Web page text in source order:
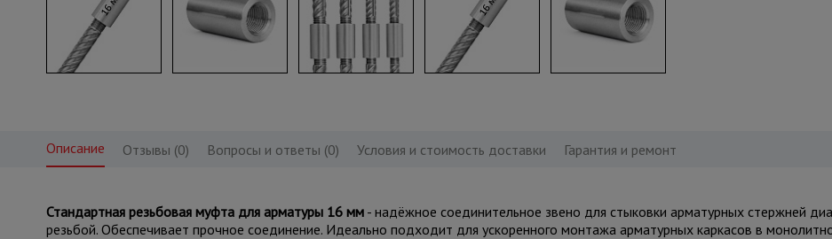
Описание Отзывы (0) Вопросы и ответы (0) Условия и стоимость доставки Гарантия и ремонт
Стандартная резьбовая муфта для арматуры 16 мм- надёжное соединительное звено для стыковки арматурных стержней
резьбой. Обеспечивает прочное соединение. Идеально подходит для ускоренного монтажа арматурных каркасов в